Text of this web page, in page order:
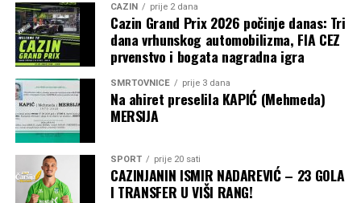
CAZIN prije 2 dana
Cazin Grand Prix 2026 počinje danas: Tri
dana vrhunskog automobilizma, FIA CEZ
prvenstvo i bogata nagradna igra
SMRTOVNICE prije 3 dana
Na ahiret preselila KAPIĆ (Mehmeda)
MERSIJA
SPORT prije 20 sati
CAZINJANIN ISMIR NADAREVIĆ – 23 GOLA
I TRANSFER U VIŠI RANG!